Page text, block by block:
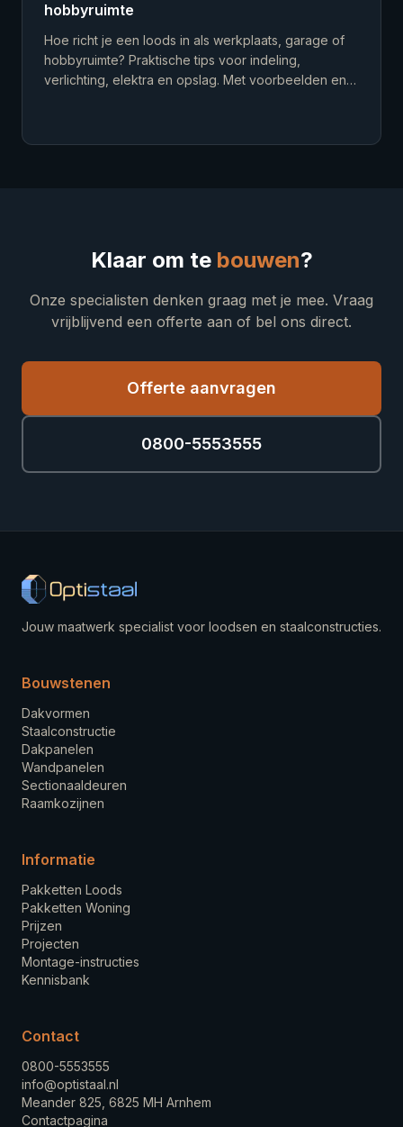
hobbyruimte
Hoe richt je een loods in als werkplaats, garage of
hobbyruimte? Praktische tips voor indeling,
verlichting, elektra en opslag. Met voorbeelden en
Klaar om te bouwen?
Onze specialisten denken graag met je mee. Vraag
vrijblijvend een offerte aan of bel ons direct.
Offerte aanvragen
0800-5553555
Jouw maatwerk specialist voor loodsen en staalconstructies.
Bouwstenen
Dakvormen
Staalconstructie
Dakpanelen
Wandpanelen
Sectionaaldeuren
Raamkozijnen
Informatie
Pakketten Loods
Pakketten Woning
Prijzen
Projecten
Montage-instructies
Kennisbank
Contact
0800-5553555
info@optistaal.nl
Meander 825, 6825 MH Arnhem
Contactpagina